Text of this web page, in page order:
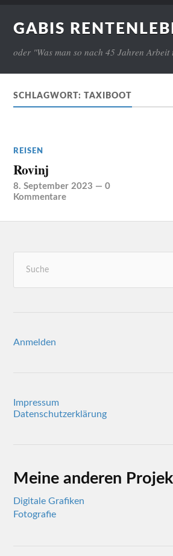
GABIS
oder "Was man so nach 45 Jahren
SCHLAGWORT: TAXIBOOT
REISEN
Rovinj
8. September 2023 —0
Kommentare
Anmelden
Impressum
Datenschutzerklärung
Meine anderen
Digitale Grafiken
Fotografie